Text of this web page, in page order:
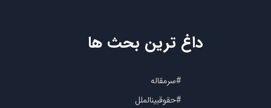
#سرمقاله
#حقوقبینالملل
داغ ترین بحث ها